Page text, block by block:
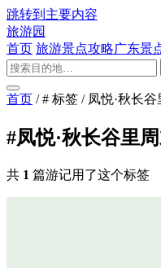
跳转到主要内容
旅游园
首页 旅游景点攻略广东景
首页 / # 标签 / 凤悦·秋长
#凤悦·秋长谷里
共 1 篇游记用了这个标签